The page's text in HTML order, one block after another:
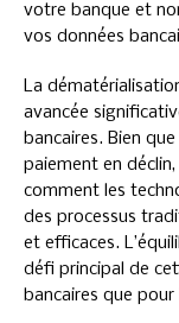
votre banque et
vos données
La
avancée
bancaires. Bien
paiement en
comment les
des processus
et efficaces.
défi principal de
bancaires que